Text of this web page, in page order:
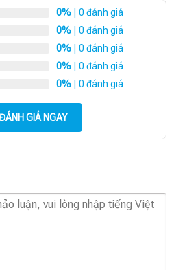
0% | 0 đánh giá
0% | 0 đánh giá
0% | 0 đánh giá
0% | 0 đánh giá
0% | 0 đánh giá
ĐÁNH GIÁ NGAY